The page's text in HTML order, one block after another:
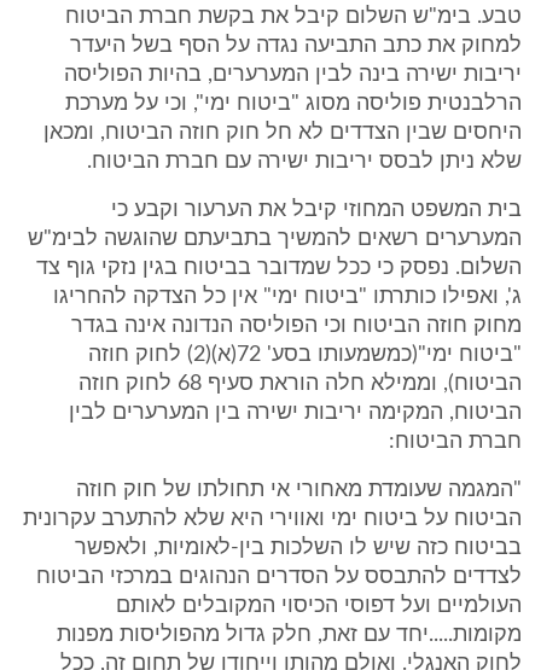
טבע. בימ"ש השלום קיבל את בקשת חברת הביטוח
למחוק את כתב התביעה נגדה על הסף בשל היעדר
יריבות ישירה בינה לבין המערערים, בהיות הפוליסה
הרלבנטית פוליסה מסוג "ביטוח ימי", וכי על מערכת
היחסים שבין הצדדים לא חל חוק חוזה הביטוח, ומכאן
שלא ניתן לבסס יריבות ישירה עם חברת הביטוח.
בית המשפט המחוזי קיבל את הערעור וקבע כי
המערערים רשאים להמשיך בתביעתם שהוגשה לבימ"ש
השלום. נפסק כי ככל שמדובר בביטוח בגין נזקי גוף צד
ג', ואפילו כותרתו "ביטוח ימי" אין כל הצדקה להחריגו
מחוק חוזה הביטוח וכי הפוליסה הנדונה אינה בגדר
"ביטוח ימי"(כמשמעותו בסע' 72(א)(2) לחוק חוזה
הביטוח), וממילא חלה הוראת סעיף 68 לחוק חוזה
הביטוח, המקימה יריבות ישירה בין המערערים לבין
חברת הביטוח:
"המגמה שעומדת מאחורי אי תחולתו של חוק חוזה
הביטוח על ביטוח ימי ואווירי היא שלא להתערב עקרונית
בביטוח כזה שיש לו השלכות בין-לאומיות, ולאפשר
לצדדים להתבסס על הסדרים הנהוגים במרכזי הביטוח
העולמיים ועל דפוסי הכיסוי המקובלים לאותם
מקומות.....יחד עם זאת, חלק גדול מהפוליסות מפנות
לחוק האנגלי. ואולם מהותו וייחודו של תחום זה, ככל